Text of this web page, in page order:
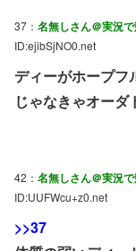
37： 名無しさん＠実況
ID:ejibSjNO0.net
ディーがホープフ
じゃなきゃオー
42： 名無しさん＠実況
ID:UUFWcu+z0.net
>>37